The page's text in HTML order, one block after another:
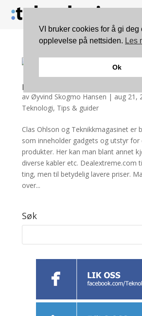
Handle ekstremt billig på
av Øyvind Skogmo Hansen | aug 21,
Teknologi, Tips & guider
Clas Ohlson og Teknikkmagasinet er
som inneholder gadgets og utstyr for
produkter. Her kan man blant annet
diverse kabler etc. Dealextreme.com
ting, men til betydelig lavere priser.
over...
Søk
VI bruker cookies for å gi deg
opplevelse på nettsiden. Les
Ok